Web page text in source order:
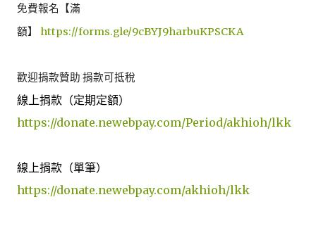
免費報名【滿
額】 https://forms.gle/9cBYJ9harbuKPSCKA
歡迎捐款贊助 捐款可抵稅
線上捐款（定期定額）
https://donate.newebpay.com/Period/akhioh/lkk
線上捐款（單筆）
https://donate.newebpay.com/akhioh/lkk